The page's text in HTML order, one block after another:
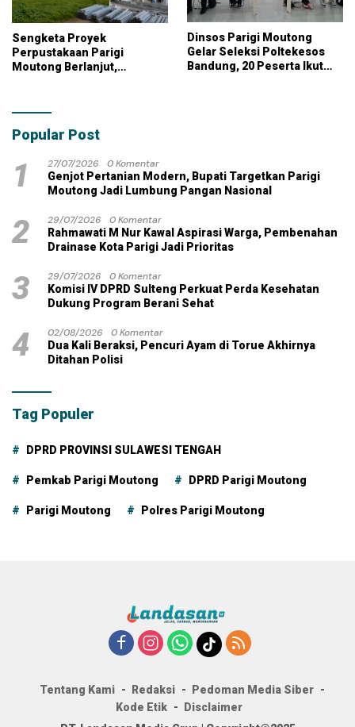
Sengketa Proyek
Perpustakaan Parigi
Moutong Berlanjut,
dengan Dana Pribadi
Dinsos Parigi Moutong
Gelar Seleksi Poltekesos
Bandung, 20 Peserta Ikut
Popular Post
1 27/07/2026
0 Komentar
Genjot Pertanian Modern, Bupati Targetkan Parigi
Moutong Jadi Lumbung Pangan Nasional
2 29/07/2026
0 Komentar
Rahmawati M Nur Kawal Aspirasi Warga, Pembenahan
Drainase Kota Parigi Jadi Prioritas
3 29/07/2026
0 Komentar
Komisi IV DPRD Sulteng Perkuat Perda Kesehatan
Dukung Program Berani Sehat
4 02/08/2026
0 Komentar
Dua Kali Beraksi, Pencuri Ayam di Torue Akhirnya
Ditahan Polisi
Tag Populer
DPRD PROVINSI SULAWESI TENGAH
Pemkab Parigi Moutong DPRD Parigi Moutong
Parigi Moutong Polres Parigi Moutong
Tentang Kami Redaksi
Pedoman Media Siber
Kode Etik
Disclaimer